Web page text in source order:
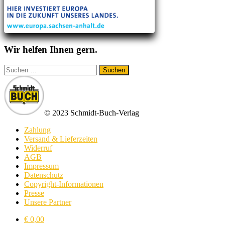
Wir helfen Ihnen gern.
Suchen
nach:
© 2023 Schmidt-Buch-Verlag
Zahlung
Versand & Lieferzeiten
Widerruf
AGB
Impressum
Datenschutz
Copyright-Informationen
Presse
Unsere Partner
€ 0,00